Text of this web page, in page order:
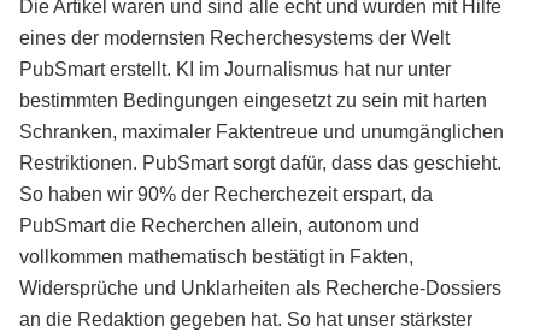
Die Artikel waren und sind alle echt und wurden mit Hilfe
eines der modernsten Recherchesystems der Welt
PubSmart erstellt. KI im Journalismus hat nur unter
bestimmten Bedingungen eingesetzt zu sein mit harten
Schranken, maximaler Faktentreue und unumgänglichen
Restriktionen. PubSmart sorgt dafür, dass das geschieht.
So haben wir 90% der Recherchezeit erspart, da
PubSmart die Recherchen allein, autonom und
vollkommen mathematisch bestätigt in Fakten,
Widersprüche und Unklarheiten als Recherche-Dossiers
an die Redaktion gegeben hat. So hat unser stärkster